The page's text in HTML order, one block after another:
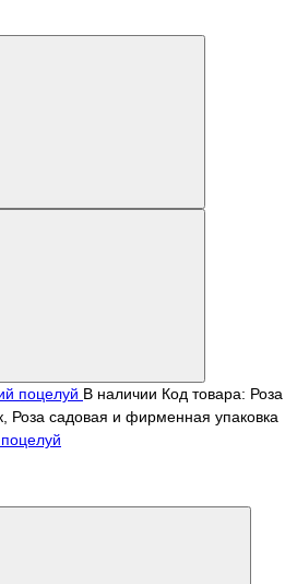
В наличии Код товара: Роза
Роза садовая и фирменная упаковка